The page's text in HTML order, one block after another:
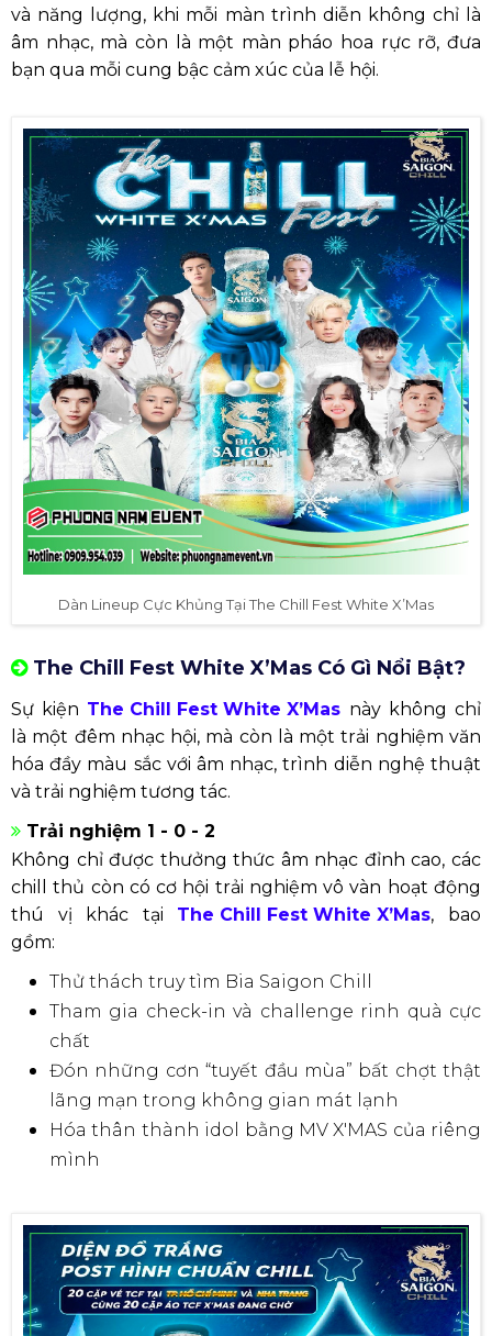
và năng lượng, khi mỗi màn trình diễn không chỉ là
âm nhạc, mà còn là một màn pháo hoa rực rỡ, đưa
bạn qua mỗi cung bậc cảm xúc của lễ hội.
Dàn Lineup Cực Khủng Tại The Chill Fest White X’Mas
The Chill Fest White X’Mas Có Gì Nổi Bật?
Sự kiện The Chill Fest White X’Mas này không chỉ
là một đêm nhạc hội, mà còn là một trải nghiệm văn
hóa đầy màu sắc với âm nhạc, trình diễn nghệ thuật
và trải nghiệm tương tác.
Trải nghiệm 1 - 0 - 2
Không chỉ được thưởng thức âm nhạc đỉnh cao, các
chill thủ còn có cơ hội trải nghiệm vô vàn hoạt động
thú vị khác tại The Chill Fest White X’Mas, bao
gồm:
Thử thách truy tìm Bia Saigon Chill
Tham gia check-in và challenge rinh quà cực
chất
Đón những cơn “tuyết đầu mùa” bất chợt thật
lãng mạn trong không gian mát lạnh
Hóa thân thành idol bằng MV X'MAS của riêng
mình